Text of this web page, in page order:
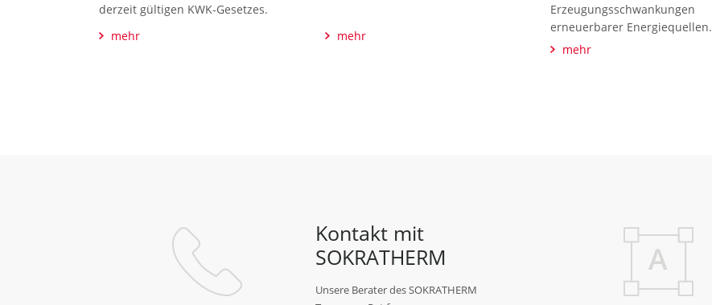
derzeit gültigen KWK-Gesetzes.
mehr
mehr
Erzeugungsschwankungen
erneuerbarer Energiequellen.
mehr
Kontakt mit
SOKRATHERM
Unsere Berater des SOKRATHERM